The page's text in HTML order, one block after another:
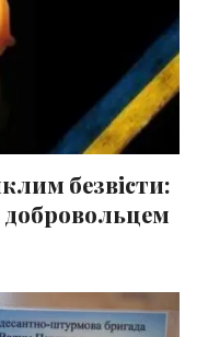
безвісти:
добровольцем